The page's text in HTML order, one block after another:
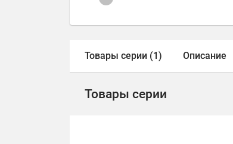
Товары серии (1) Описание
Товары серии